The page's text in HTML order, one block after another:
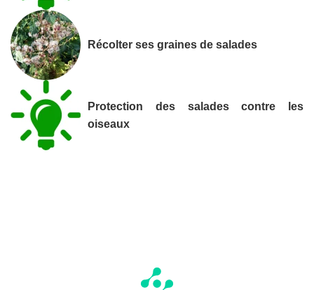
Récolter ses graines de salades
Protection des salades contre les
oiseaux